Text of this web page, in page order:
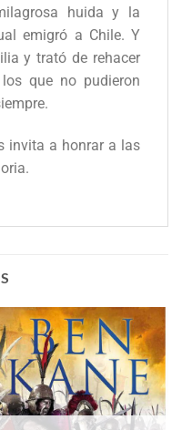
huida y la
emigró a Chile. Y
y trató de rehacer
que no pudieron
invita a honrar a las